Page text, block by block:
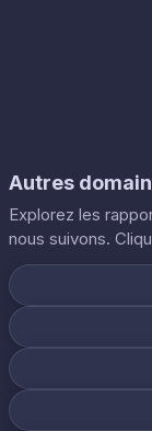
Autres
Explorez les
nous suivons.